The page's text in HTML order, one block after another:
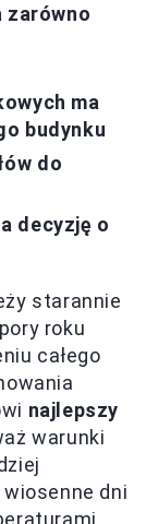
zarówno
ma
budynku
do
decyzję o
starannie
roku
całego
najlepszy
warunki
dni